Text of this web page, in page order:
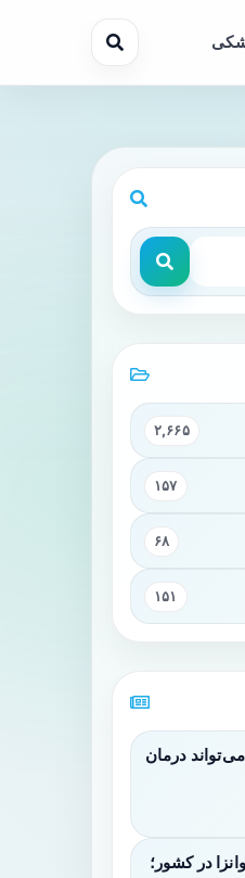
۲,۶۶۵
۱۵۷
۶۸
۱۵۱
درمان
در کشور؛